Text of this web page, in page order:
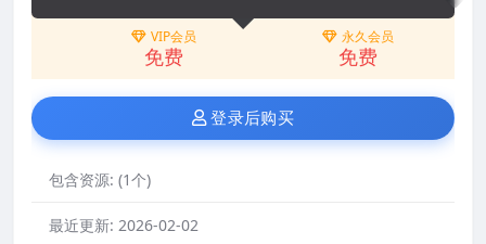
VIP会员
免费
永久会员
免费
登录后购买
包含资源: (1个)
最近更新: 2026-02-02